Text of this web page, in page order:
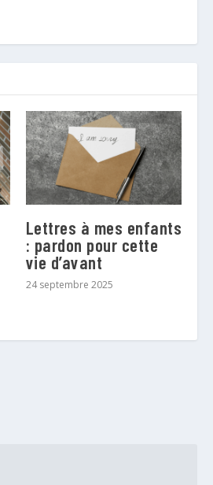
Lettres à mes enfants
: pardon pour cette
vie d’avant
24 septembre 2025